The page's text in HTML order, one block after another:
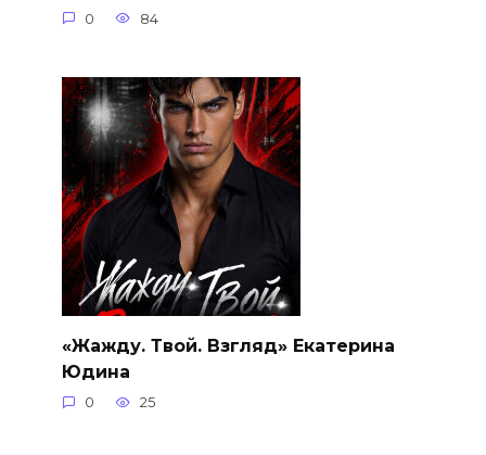
0 84
«Жажду. Твой. Взгляд» Екатерина
Юдина
0 25